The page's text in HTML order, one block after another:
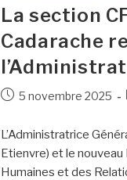
La section
Cadarache
5 novembre 2025
L’Administratrice
Etienvre) et le
Humaines et des